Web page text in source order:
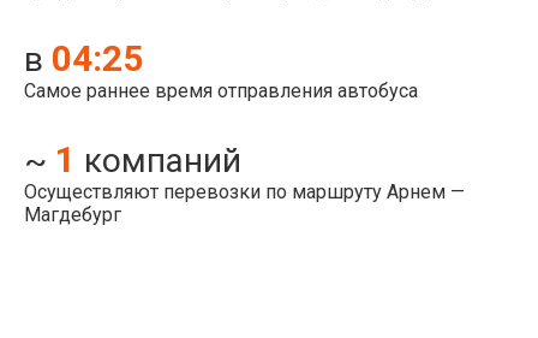
в 04:25
Самое раннее время отправления автобуса
~ 1 компаний
Осуществляют перевозки по маршруту Арнем —
Магдебург